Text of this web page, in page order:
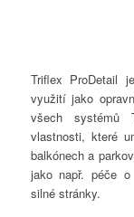
Triflex ProDetail
využití jako
všech systémů
vlastnosti, které
balkónech a
jako např. péče
silné stránky.